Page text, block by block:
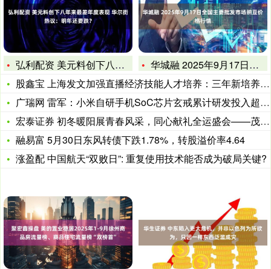
弘利配资 美元料创下八年来最差年度表现 华尔街热议：明年还要
华城融 2025年9月17日全国主要批发市场豌豆价格行情
股鑫宝 上海发文加强直播经济技能人才培养：三年新培养持证直播
广瑞网 雷军：小米自研手机SoC芯片玄戒累计研发投入超13
宏泰证券 初冬暖阳展青春风采，同心献礼全运盛会——茂名市电白
融易富 5月30日东风转债下跌1.78%，转股溢价率4.64
涨盈配 中国航天“双败日”: 重复使用技术能否成为破局关键?